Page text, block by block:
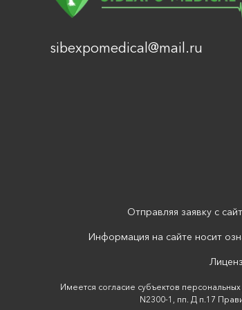
sibexpomedical@mail.ru
Отправляя заявку с
Информация на сайте носит
Имеется согласие субъектов
N2300-1, пп. Д п.17